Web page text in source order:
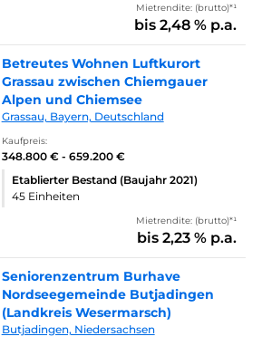
Mietrendite: (brutto)*¹
bis 2,48 % p.a.
Betreutes Wohnen Luftkurort
Grassau zwischen Chiemgauer
Alpen und Chiemsee
Grassau, Bayern, Deutschland
Kaufpreis:
348.800 € - 659.200 €
Etablierter Bestand (Baujahr 2021)
45 Einheiten
Mietrendite: (brutto)*¹
bis 2,23 % p.a.
Seniorenzentrum Burhave
Nordseegemeinde Butjadingen
(Landkreis Wesermarsch)
Butjadingen, Niedersachsen